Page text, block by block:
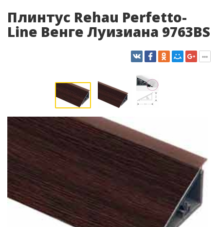
Плинтус Rehau Perfetto-
Line Венге Луизиана 9763BS